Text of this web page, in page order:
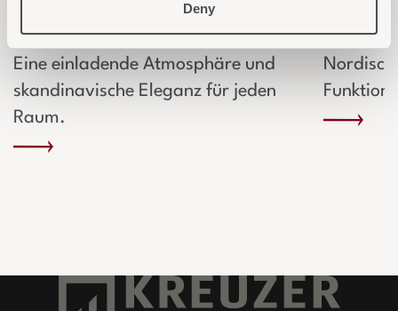
Deny
NORDIK Tischleuchte
Eine einladende Atmosphäre und
skandinavische Eleganz für jeden
Raum.